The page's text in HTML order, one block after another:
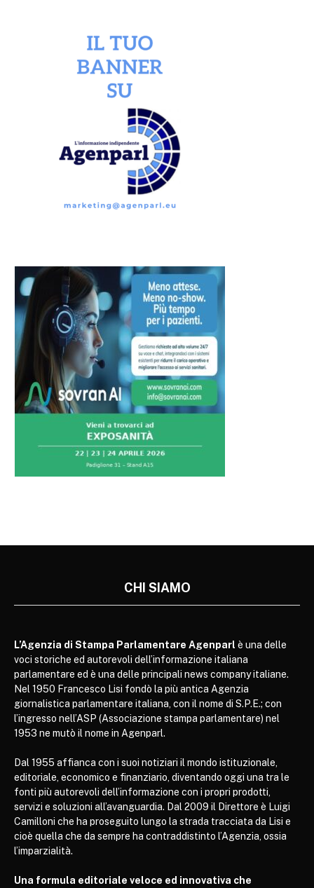
CHI SIAMO
L’Agenzia di Stampa Parlamentare Agenparl è una delle
voci storiche ed autorevoli dell’informazione italiana
parlamentare ed è una delle principali news company italiane.
Nel 1950 Francesco Lisi fondò la più antica Agenzia
giornalistica parlamentare italiana, con il nome di S.P.E.; con
l’ingresso nell’ASP (Associazione stampa parlamentare) nel
1953 ne mutò il nome in Agenparl.
Dal 1955 affianca con i suoi notiziari il mondo istituzionale,
editoriale, economico e finanziario, diventando oggi una tra le
fonti più autorevoli dell’informazione con i propri prodotti,
servizi e soluzioni all’avanguardia. Dal 2009 il Direttore è Luigi
Camilloni che ha proseguito lungo la strada tracciata da Lisi e
cioè quella che da sempre ha contraddistinto l’Agenzia, ossia
l’imparzialità.
Una formula editoriale veloce ed innovativa che